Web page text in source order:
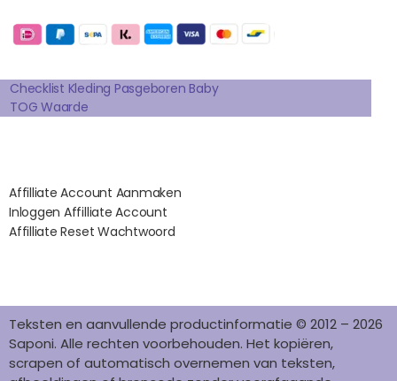
B
O
O
K
A
R
A
M
E
R
E
S
T
E
D
I
N
O
K
Checklist Kleding Pasgeboren Baby
TOG Waarde
Affilliate Account Aanmaken
Inloggen Affilliate Account
Affilliate Reset Wachtwoord
Teksten en aanvullende productinformatie © 2012 – 2026
Saponi. Alle rechten voorbehouden. Het kopiëren,
scrapen of automatisch overnemen van teksten,